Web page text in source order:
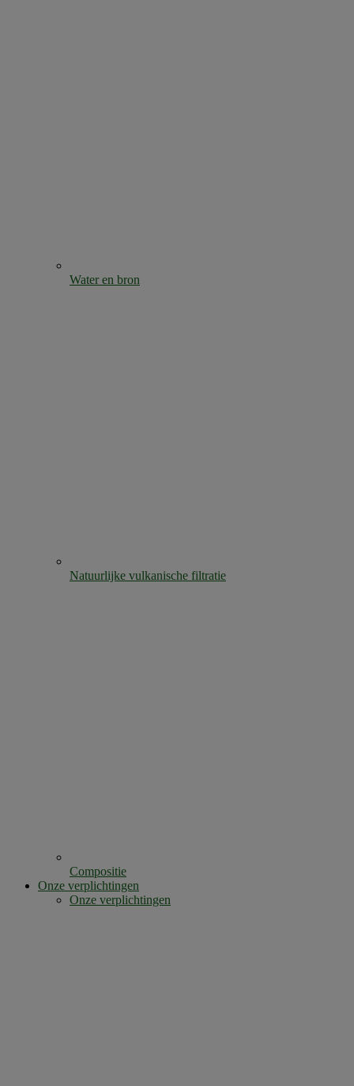
Water en bron
Natuurlijke vulkanische filtratie
Compositie
Onze verplichtingen
Onze verplichtingen